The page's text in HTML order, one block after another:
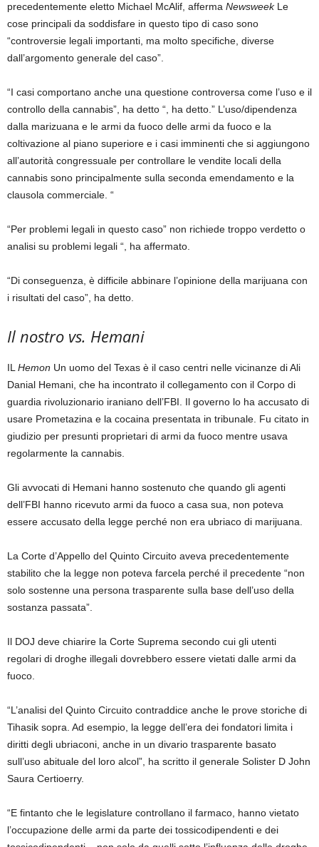
precedentemente eletto Michael McAlif, afferma Newsweek Le
cose principali da soddisfare in questo tipo di caso sono
“controversie legali importanti, ma molto specifiche, diverse
dall’argomento generale del caso”.
“I casi comportano anche una questione controversa come l’uso e il
controllo della cannabis”, ha detto “, ha detto.” L’uso/dipendenza
dalla marizuana e le armi da fuoco delle armi da fuoco e la
coltivazione al piano superiore e i casi imminenti che si aggiungono
all’autorità congressuale per controllare le vendite locali della
cannabis sono principalmente sulla seconda emendamento e la
clausola commerciale. “
“Per problemi legali in questo caso” non richiede troppo verdetto o
analisi su problemi legali “, ha affermato.
“Di conseguenza, è difficile abbinare l’opinione della marijuana con
i risultati del caso”, ha detto.
Il nostro vs. Hemani
ILHemon Un uomo del Texas è il caso centri nelle vicinanze di Ali
Danial Hemani, che ha incontrato il collegamento con il Corpo di
guardia rivoluzionario iraniano dell’FBI. Il governo lo ha accusato di
usare Prometazina e la cocaina presentata in tribunale. Fu citato in
giudizio per presunti proprietari di armi da fuoco mentre usava
regolarmente la cannabis.
Gli avvocati di Hemani hanno sostenuto che quando gli agenti
dell’FBI hanno ricevuto armi da fuoco a casa sua, non poteva
essere accusato della legge perché non era ubriaco di marijuana.
La Corte d’Appello del Quinto Circuito aveva precedentemente
stabilito che la legge non poteva farcela perché il precedente “non
solo sostenne una persona trasparente sulla base dell’uso della
sostanza passata”.
Il DOJ deve chiarire la Corte Suprema secondo cui gli utenti
regolari di droghe illegali dovrebbero essere vietati dalle armi da
fuoco.
“L’analisi del Quinto Circuito contraddice anche le prove storiche di
Tihasik sopra. Ad esempio, la legge dell’era dei fondatori limita i
diritti degli ubriaconi, anche in un divario trasparente basato
sull’uso abituale del loro alcol”, ha scritto il generale Solister D John
Saura Certioerry.
“E fintanto che le legislature controllano il farmaco, hanno vietato
l’occupazione delle armi da parte dei tossicodipendenti e dei